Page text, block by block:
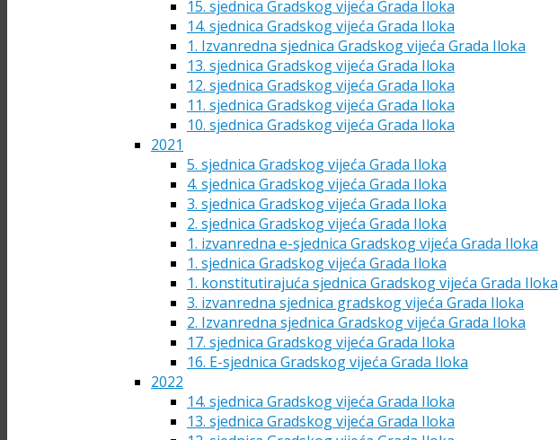
15. sjednica Gradskog vijeća Grada Iloka
14. sjednica Gradskog vijeća Grada Iloka
1. Izvanredna sjednica Gradskog vijeća Grada Iloka
13. sjednica Gradskog vijeća Grada Iloka
12. sjednica Gradskog vijeća Grada Iloka
11. sjednica Gradskog vijeća Grada Iloka
10. sjednica Gradskog vijeća Grada Iloka
2021
5. sjednica Gradskog vijeća Grada Iloka
4. sjednica Gradskog vijeća Grada Iloka
3. sjednica Gradskog vijeća Grada Iloka
2. sjednica Gradskog vijeća Grada Iloka
1. izvanredna e-sjednica Gradskog vijeća Grada Iloka
1. sjednica Gradskog vijeća Grada Iloka
1. konstitutirajuća sjednica Gradskog vijeća Grada Iloka
3. izvanredna sjednica gradskog vijeća Grada Iloka
2. Izvanredna sjednica Gradskog vijeća Grada Iloka
17. sjednica Gradskog vijeća Grada Iloka
16. E-sjednica Gradskog vijeća Grada Iloka
2022
14. sjednica Gradskog vijeća Grada Iloka
13. sjednica Gradskog vijeća Grada Iloka